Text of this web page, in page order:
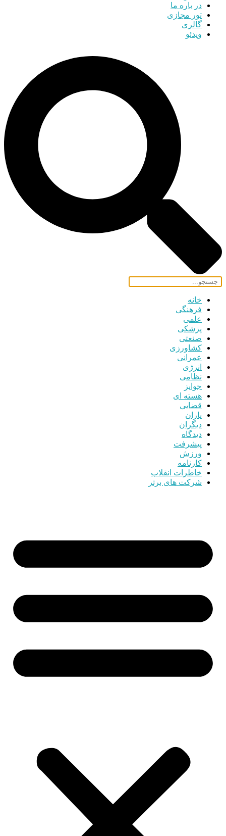
در باره ما
تور مجازی
گالری
ویدئو
خانه
فرهنگی
علمی
پزشکی
صنعتی
کشاورزی
عمرانی
انرژی
نظامی
جوایز
هسته ای
قضایی
یاران
دیگران
دیدگاه
پیشرفت
ورزش
کارنامه
خاطرات انقلاب
شرکت های برتر